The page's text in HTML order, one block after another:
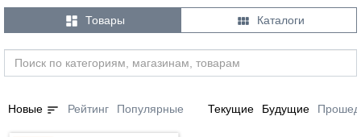
 Товары  Каталоги
Новые sort Рейтинг Популярные Текущие Будущие